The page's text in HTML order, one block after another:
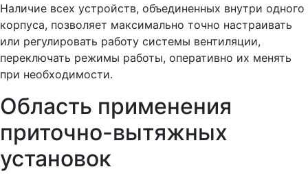
Наличие всех устройств, объединенных внутри одного
корпуса, позволяет максимально точно настраивать
или регулировать работу системы вентиляции,
переключать режимы работы, оперативно их менять
при необходимости.
Область применения
приточно-вытяжных
установок